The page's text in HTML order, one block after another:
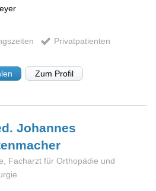
Privatpatienten
Zum Profil
Johannes
Facharzt für Orthopädie und